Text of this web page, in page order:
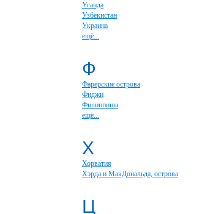
Уганда
Узбекистан
Украина
ещё...
Ф
Фарерские острова
Фиджи
Филиппины
ещё...
Х
Хорватия
Хэрда и МакДональда, острова
Ц